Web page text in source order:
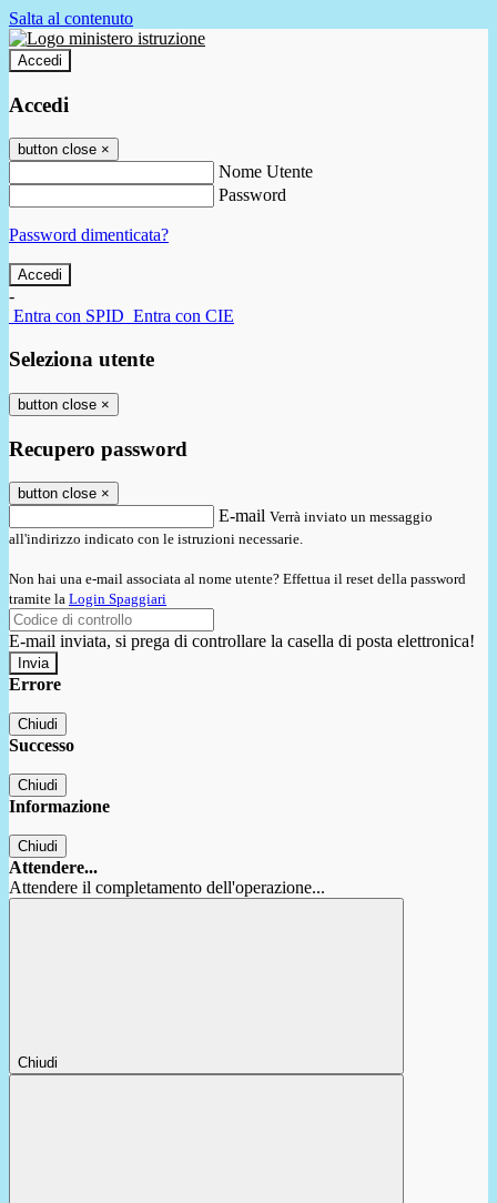
Salta al contenuto
Accedi
Accedi
button close ×
Nome Utente
Password
Password dimenticata?
-
Entra con SPID Entra con CIE
Seleziona utente
button close ×
Recupero password
button close ×
E-mail Verrà inviato un messaggio
all'indirizzo indicato con le istruzioni necessarie.
Non hai una e-mail associata al nome utente? Effettua il reset della password
tramite la Login Spaggiari
E-mail inviata, si prega di controllare la casella di posta elettronica!
Errore
Chiudi
Successo
Chiudi
Informazione
Chiudi
Attendere...
Attendere il completamento dell'operazione...
Chiudi